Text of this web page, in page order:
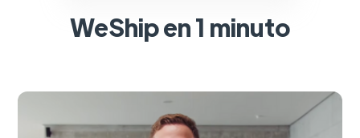
WeShip en 1 minuto